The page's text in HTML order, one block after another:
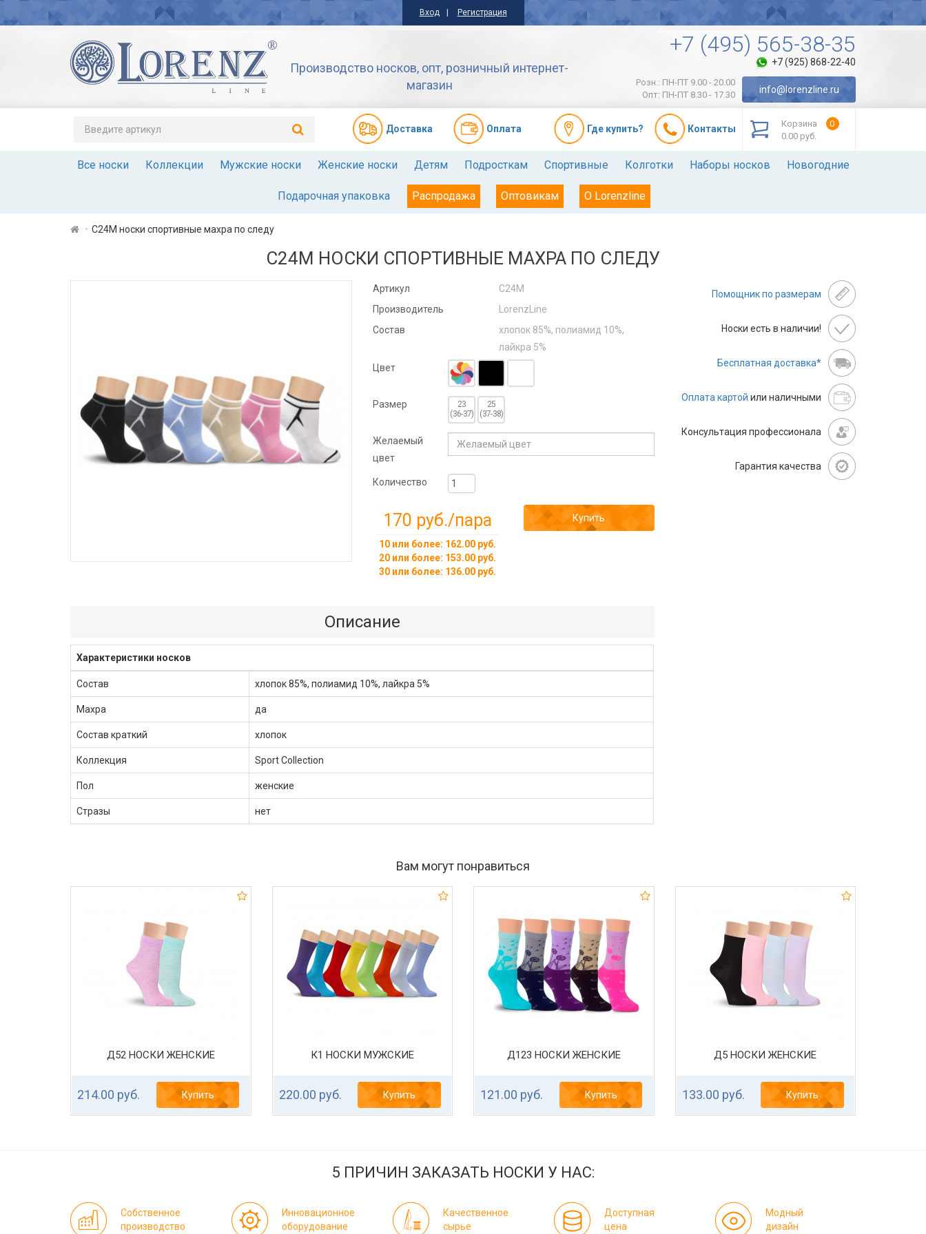
Вход Регистрация
Производство носков, опт, розничный интернет-
магазин
+7 (495) 565-38-35
+7 (925) 868-22-40
Розн.: ПН-ПТ 9.00 - 20.00
Опт: ПН-ПТ 8.30 - 17.30
info@lorenzline.ru
Доставкa Оплата Где купить? Контакты Корзина
0
0.00 руб.
Все носки Коллекции Мужские носки Женские носки Детям Подросткам Спортивные Колготки Наборы носков Новогодние
Подарочная упаковка Распродажа Оптовикам О Lorenzline
С24М носки спортивные махра по следу
С24М НОСКИ СПОРТИВНЫЕ МАХРА ПО СЛЕДУ
Артикул
С24М
Производитель
LorenzLine
Состав
хлопок 85%, полиамид 10%,
лайкра 5%
Цвет
Размер
23
(36-37)
25
(37-38)
Желаемый
цвет
Количество
170 руб./пара
10 или более: 162.00 руб.
20 или более: 153.00 руб.
30 или более: 136.00 руб.
Купить
Описание
Характеристики носков
Состав хлопок 85%, полиамид 10%, лайкра 5%
Махра да
Состав краткий хлопок
Коллекция Sport Collection
Пол женские
Стразы нет
Помощник по размерам
Носки есть в наличии!
Бесплатная доставка*
Оплата картой или наличными
Консультация профессионала
Гарантия качества
Вам могут понравиться
Д52 НОСКИ ЖЕНСКИЕ
214.00 руб. Купить
К1 НОСКИ МУЖСКИЕ
220.00 руб. Купить
Д123 НОСКИ ЖЕНСКИЕ
121.00 руб. Купить
Д5 НОСКИ ЖЕНСКИЕ
133.00 руб. Купить
5 ПРИЧИН ЗАКАЗАТЬ НОСКИ У НАС:
Собственное
производство
Инновационное
оборудование
Качественное
сырье
Доступная
цена
Модный
дизайн